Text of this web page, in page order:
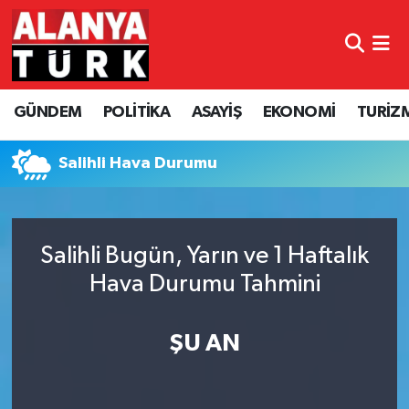
GÜNDEM POLİTİKA ASAYİŞ EKONOMİ
Salihli Hava Durumu
Salihli Bugün, Yarın ve 1 Haftalık
Hava Durumu Tahmini
ŞU AN
GÜNDEM
POLİTİKA
ASAYİŞ
TURİZM
Nöbetçi Eczaneler
Hava Durumu
Namaz Vakitleri
Süper Lig Puan Durumu ve Fikstür
Son Dakika Haberleri